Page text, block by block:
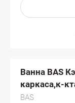
Ванна BAS
каркаса,к-
BAS